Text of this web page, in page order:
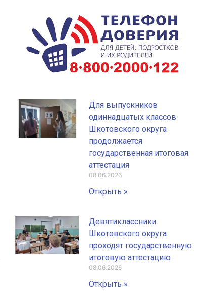
Для выпускников
одиннадцатых классов
Шкотовского округа
продолжается
государственная итоговая
аттестация
08.06.2026
Открыть »
Девятиклассники
Шкотовского округа
проходят государственную
итоговую аттестацию
08.06.2026
Открыть »